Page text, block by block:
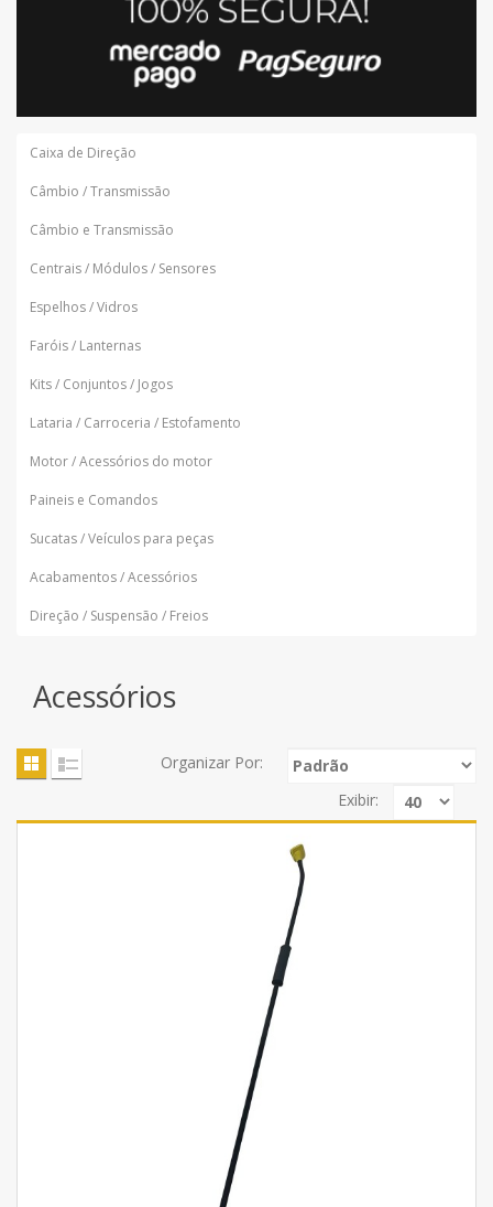
Caixa de Direção
Câmbio / Transmissão
Câmbio e Transmissão
Centrais / Módulos / Sensores
Espelhos / Vidros
Faróis / Lanternas
Kits / Conjuntos / Jogos
Lataria / Carroceria / Estofamento
Motor / Acessórios do motor
Paineis e Comandos
Sucatas / Veículos para peças
Acabamentos / Acessórios
Direção / Suspensão / Freios
Acessórios
Organizar Por:
Exibir: